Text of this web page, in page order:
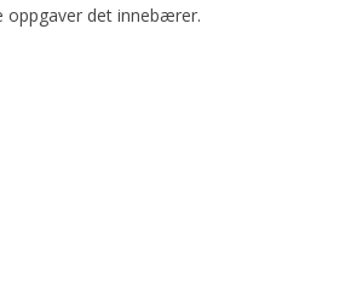
oppgaver det innebærer.